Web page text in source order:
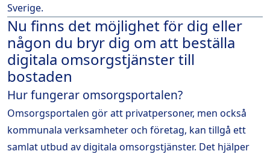
Sverige.
Nu finns det möjlighet för dig eller
någon du bryr dig om att beställa
digitala omsorgstjänster till
bostaden
Hur fungerar omsorgsportalen?
Omsorgsportalen gör att privatpersoner, men också
kommunala verksamheter och företag, kan tillgå ett
samlat utbud av digitala omsorgstjänster. Det hjälper